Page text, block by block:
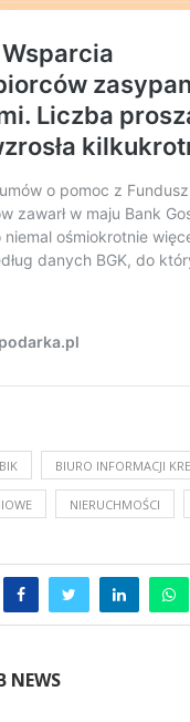
BIK BIURO INFORMACJI
NIERUCHMOŚCI
NEWS